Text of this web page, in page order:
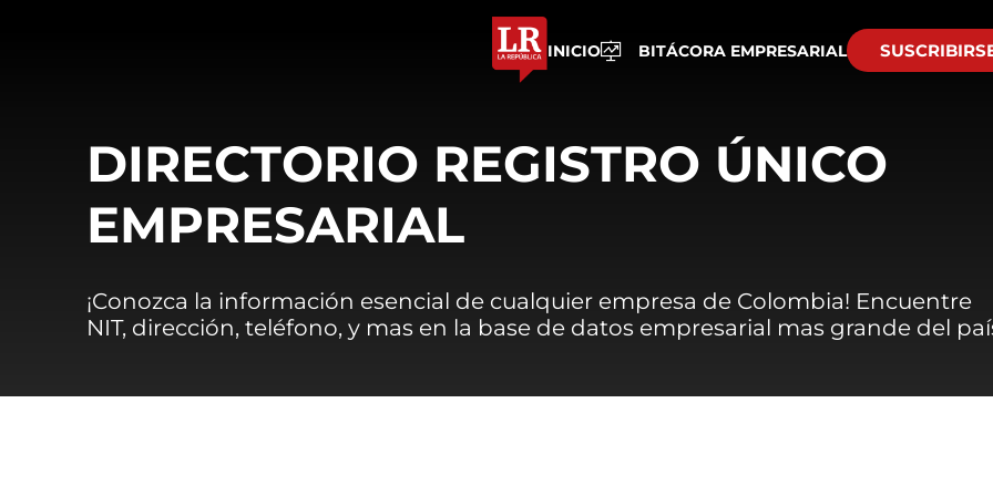
INICIO BITÁCORA EMPRESARIAL
DIRECTORIO REGISTRO ÚNICO
EMPRESARIAL
¡Conozca la información esencial de cualquier empresa de Colombia! Encuentre
NIT, dirección, teléfono, y mas en la base de datos empresarial mas grande del